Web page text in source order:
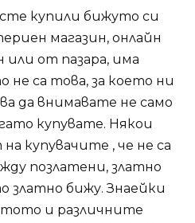
купили бижуто си
магазин, онлайн
от пазара, има
не са това, за което ни
да внимавате не само
купувате. Някои
купувачите , че не са
позлатени, златно
златно бижу. Знаейки
и различните